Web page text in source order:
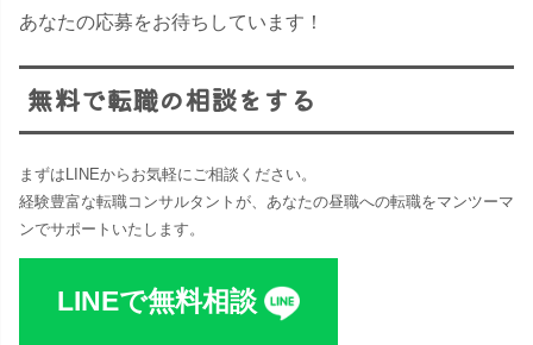
あなたの応募をお待ちしています！
無料で転職の相談をする
まずはLINEからお気軽にご相談ください。
経験豊富な転職コンサルタントが、あなたの昼職への転職をマンツーマ
ンでサポートいたします。
LINEで無料相談